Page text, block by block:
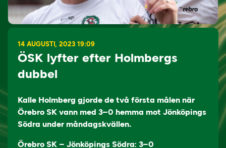
14 AUGUSTI, 2023 19:09
ÖSK lyfter efter Holmbergs
dubbel
Kalle Holmberg gjorde de två första målen när
Örebro SK vann med 3–0 hemma mot Jönköpings
Södra under måndagskvällen.
Örebro SK – Jönköpings Södra: 3–0